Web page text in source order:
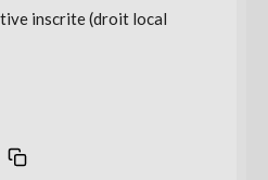
inscrite (droit local